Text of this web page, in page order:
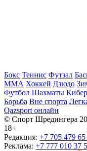
Бокс Теннис Футзал
ММА Хоккей Дзюдо
Футбол Шахматы
Борьба Вне спорта
Qazsport онлайн
© Cпорт Шредингера
18+
Редакция: +7 705 479 65
Реклама: +7 777 010 37